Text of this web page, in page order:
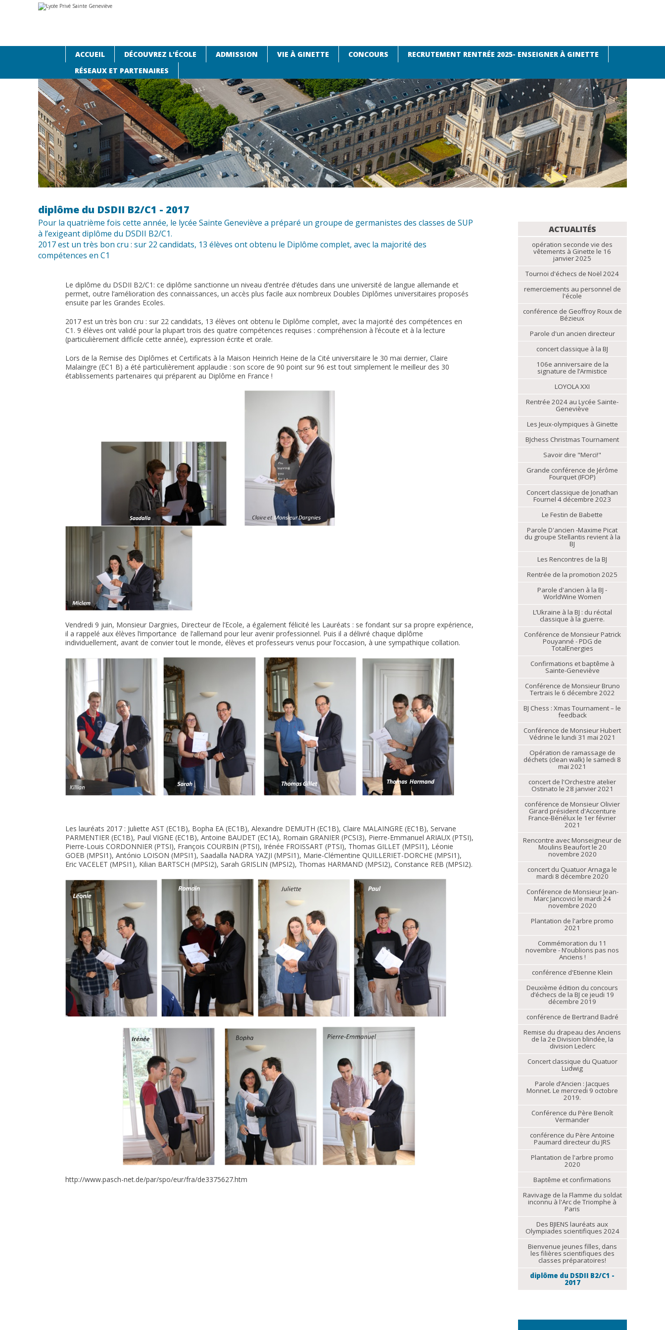
la
ACCUEIL DÉCOUVREZ L'ÉCOLE ADMISSION VIE À GINETTE CONCOURS
RECRUTEMENT RENTRÉE 2025- ENSEIGNER À GINETTE
RÉSEAUX ET PARTENAIRES
Accueil›Actualités ›diplôme du DSDII B2/C1 - 2017
NAVIGATIONACTUALITÉS
opération seconde vie des
vêtements à Ginette le 16
janvier 2025
Tournoi d'échecs de Noël 2024
remerciements au personnel de
l'école
conférence de Geoffroy Roux de
Bézieux
Parole d'un ancien directeur
concert classique à la BJ
106e anniversaire de la
signature de l’Armistice
LOYOLA XXI
Rentrée 2024 au Lycée Sainte-
Geneviève
Les Jeux-olympiques à Ginette
BJchess Christmas Tournament
Savoir dire "Merci!"
Grande conférence de Jérôme
Fourquet (IFOP)
Concert classique de Jonathan
Fournel 4 décembre 2023
Le Festin de Babette
Parole D'ancien -Maxime Picat
du groupe Stellantis revient à la
BJ
Les Rencontres de la BJ
Rentrée de la promotion 2025
Parole d'ancien à la BJ -
WorldWine Women
L’Ukraine à la BJ : du récital
classique à la guerre.
Conférence de Monsieur Patrick
Pouyanné - PDG de
TotalEnergies
Confirmations et baptême à
Sainte-Geneviève
Conférence de Monsieur Bruno
Tertrais le 6 décembre 2022
BJ Chess : Xmas Tournament – le
feedback
Conférence de Monsieur Hubert
Védrine le lundi 31 mai 2021
Opération de ramassage de
déchets (clean walk) le samedi 8
mai 2021
concert de l'Orchestre atelier
Ostinato le 28 janvier 2021
conférence de Monsieur Olivier
Girard président d'Accenture
France-Bénélux le 1er février
2021
Rencontre avec Monseigneur de
Moulins Beaufort le 20
novembre 2020
concert du Quatuor Arnaga le
mardi 8 décembre 2020
Conférence de Monsieur Jean-
Marc Jancovici le mardi 24
novembre 2020
Plantation de l'arbre promo
2021
Commémoration du 11
novembre - N’oublions pas nos
Anciens !
conférence d'Etienne Klein
Deuxième édition du concours
d’échecs de la BJ ce jeudi 19
décembre 2019
conférence de Bertrand Badré
Remise du drapeau des Anciens
de la 2e Division blindée, la
division Leclerc
Concert classique du Quatuor
Ludwig
Parole d’Ancien : Jacques
Monnet. Le mercredi 9 octobre
2019.
Conférence du Père Benoît
Vermander
conférence du Père Antoine
Paumard directeur du JRS
Plantation de l'arbre promo
2020
Baptême et confirmations
Ravivage de la Flamme du soldat
inconnu à l'Arc de Triomphe à
Paris
Des BJIENS lauréats aux
Olympiades scientifiques 2024
Bienvenue jeunes filles, dans
les filières scientifiques des
classes préparatoires!
diplôme du DSDII B2/C1 -
2017
diplôme du DSDII B2/C1 - 2017
Pour la quatrième fois cette année, le lycée Sainte Geneviève a préparé un groupe de germanistes des classes de SUP
à l’exigeant diplôme du DSDII B2/C1.
2017 est un très bon cru : sur 22 candidats, 13 élèves ont obtenu le Diplôme complet, avec la majorité des
compétences en C1
Le diplôme du DSDII B2/C1: ce diplôme sanctionne un niveau d’entrée d’études dans une université de langue allemande et
permet, outre l’amélioration des connaissances, un accès plus facile aux nombreux Doubles Diplômes universitaires proposés
ensuite par les Grandes Ecoles.
2017 est un très bon cru : sur 22 candidats, 13 élèves ont obtenu le Diplôme complet, avec la majorité des compétences en
C1. 9 élèves ont validé pour la plupart trois des quatre compétences requises : compréhension à l’écoute et à la lecture
(particulièrement difficile cette année), expression écrite et orale.
Lors de la Remise des Diplômes et Certificats à la Maison Heinrich Heine de la Cité universitaire le 30 mai dernier, Claire
Malaingre (EC1 B) a été particulièrement applaudie : son score de 90 point sur 96 est tout simplement le meilleur des 30
établissements partenaires qui préparent au Diplôme en France !
Vendredi 9 juin, Monsieur Dargnies, Directeur de l’Ecole, a également félicité les Lauréats : se fondant sur sa propre expérience,
il a rappelé aux élèves l’importance de l’allemand pour leur avenir professionnel. Puis il a délivré chaque diplôme
individuellement, avant de convier tout le monde, élèves et professeurs venus pour l’occasion, à une sympathique collation.
Les lauréats 2017 : Juliette AST (EC1B), Bopha EA (EC1B), Alexandre DEMUTH (EC1B), Claire MALAINGRE (EC1B), Servane
PARMENTIER (EC1B), Paul VIGNE (EC1B), Antoine BAUDET (EC1A), Romain GRANIER (PCSI3), Pierre-Emmanuel ARIAUX (PTSI),
Pierre-Louis CORDONNIER (PTSI), François COURBIN (PTSI), Irénée FROISSART (PTSI), Thomas GILLET (MPSI1), Léonie
GOEB (MPSI1), António LOISON (MPSI1), Saadalla NADRA YAZJI (MPSI1), Marie-Clémentine QUILLERIET-DORCHE (MPSI1),
Eric VACELET (MPSI1), Kilian BARTSCH (MPSI2), Sarah GRISLIN (MPSI2), Thomas HARMAND (MPSI2), Constance REB (MPSI2).
http://www.pasch-net.de/par/spo/eur/fra/de3375627.htm